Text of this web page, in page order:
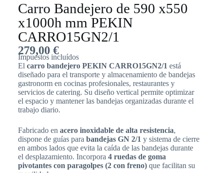
Carro Bandejero de 590 x550
x1000h mm PEKIN
CARRO15GN2/1
279,00 €
Impuestos incluídos
El carro bandejero PEKIN CARRO15GN2/1 está
diseñado para el transporte y almacenamiento de bandejas
gastronorm en cocinas profesionales, restaurantes y
servicios de catering. Su diseño vertical permite optimizar
el espacio y mantener las bandejas organizadas durante el
trabajo diario.
Fabricado en acero inoxidable de alta resistencia,
dispone de guías para bandejas GN 2/1 y sistema de cierre
en ambos lados que evita la caída de las bandejas durante
el desplazamiento. Incorpora 4 ruedas de goma
pivotantes con paragolpes (2 con freno)que facilitan su